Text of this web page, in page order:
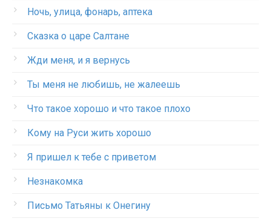
Ночь, улица, фонарь, аптека
Сказка о царе Салтане
Жди меня, и я вернусь
Ты меня не любишь, не жалеешь
Что такое хорошо и что такое плохо
Кому на Руси жить хорошо
Я пришел к тебе с приветом
Незнакомка
Письмо Татьяны к Онегину